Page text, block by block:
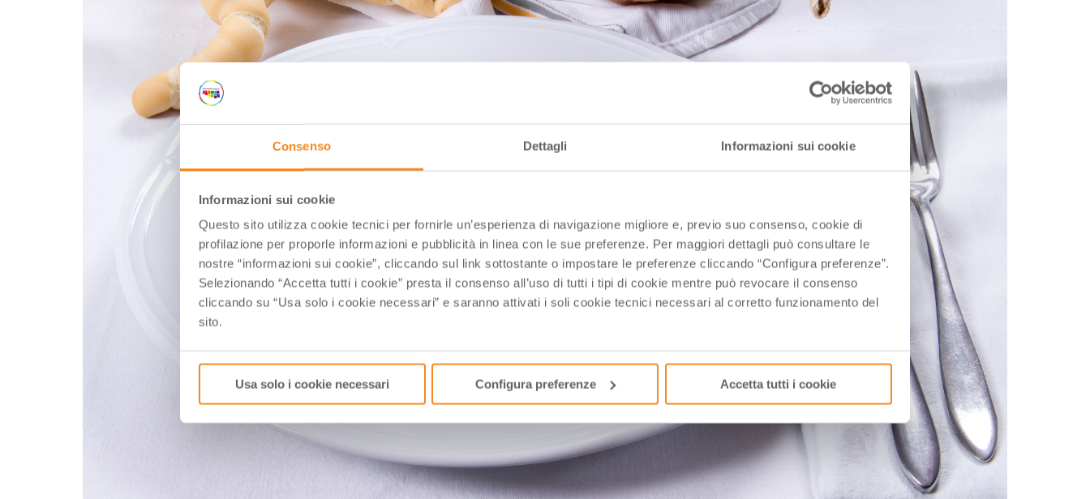
Consenso Dettagli Informazioni sui cookie
Informazioni sui cookie
Questo sito utilizza cookie tecnici per fornirle un’esperienza di navigazione migliore e, previo suo consenso, cookie di
profilazione per proporle informazioni e pubblicità in linea con le sue preferenze. Per maggiori dettagli può consultare le
nostre “informazioni sui cookie”, cliccando sul link sottostante o impostare le preferenze cliccando “Configura preferenze”.
Selezionando “Accetta tutti i cookie” presta il consenso all’uso di tutti i tipi di cookie mentre può revocare il consenso
cliccando su “Usa solo i cookie necessari” e saranno attivati i soli cookie tecnici necessari al corretto funzionamento del
sito.
Usa solo i cookie necessari Configura preferenze Accetta tutti i cookie